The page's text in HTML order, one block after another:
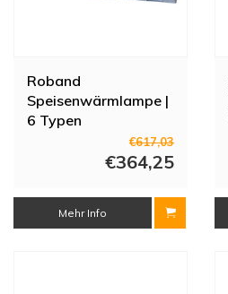
Roband
Speisenwärmlampe |
6 Typen
€617,03
€364,25
Mehr Info